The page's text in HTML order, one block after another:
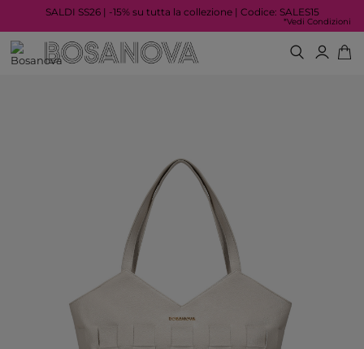
SALDI SS26 | -15% su tutta la collezione | Codice: SALES15
*Vedi Condizioni